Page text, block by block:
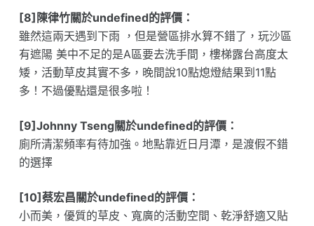
[8]陳律竹關於undefined的評價：
雖然這兩天遇到下雨 ，但是營區排水算不錯了，玩沙區
有遮陽 美中不足的是A區要去洗手間，樓梯露台高度太
矮，活動草皮其實不多，晚間說10點熄燈結果到11點
多！不過優點還是很多啦！
[9]Johnny Tseng關於undefined的評價：
廁所清潔頻率有待加強。地點靠近日月潭，是渡假不錯
的選擇
[10]蔡宏昌關於undefined的評價：
小而美，優質的草皮、寬廣的活動空間、乾淨舒適又貼